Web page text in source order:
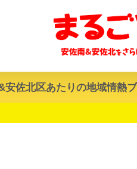
安佐北区あたりの地域情熱